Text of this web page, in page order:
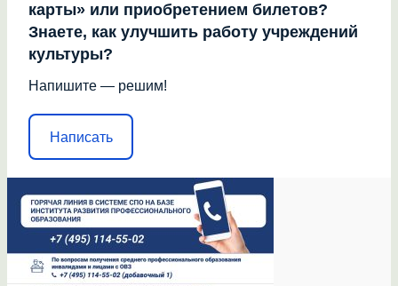
карты» или приобретением билетов?
Знаете, как улучшить работу учреждений
культуры?
Напишите — решим!
Написать